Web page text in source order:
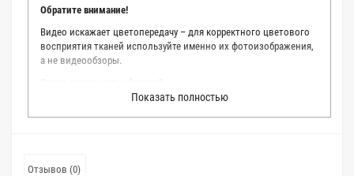
Обратите внимание!
Видео искажает цветопередачу – для корректного цветового
восприятия тканей используйте именно их фотоизображения,
а не видеообзоры.
Мы делаем все возможное, чтобы точно описать цвет каждой
ткани из нашего каталога. Мы осматриваем и фотографируем
Показать полностью
Отзывов (0)